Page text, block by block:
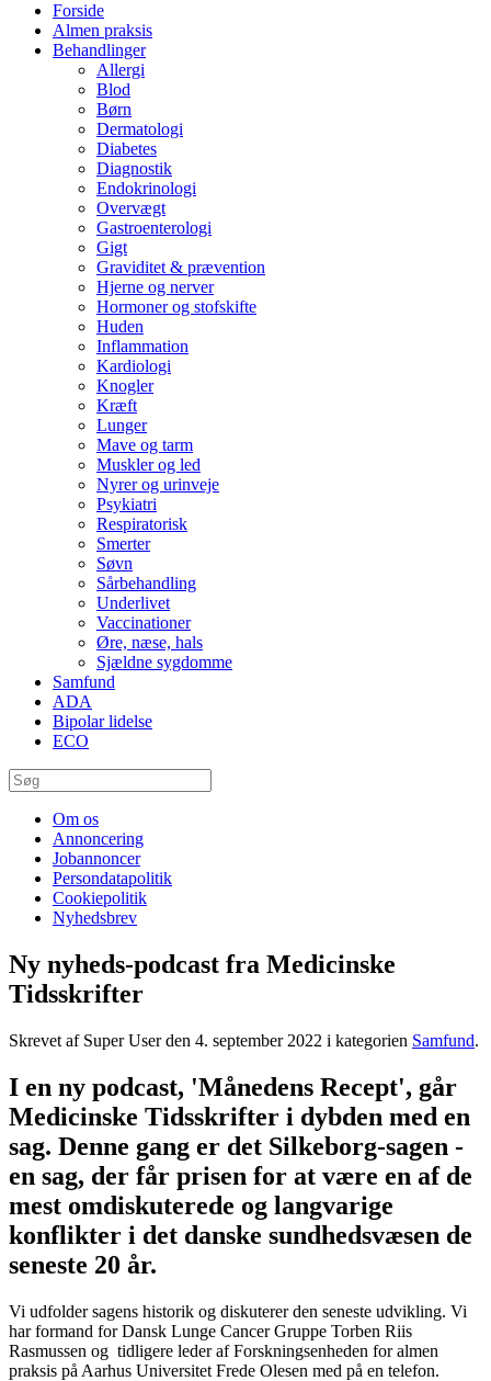
Forside
Almen praksis
Behandlinger
Allergi
Blod
Børn
Dermatologi
Diabetes
Diagnostik
Endokrinologi
Overvægt
Gastroenterologi
Gigt
Graviditet & prævention
Hjerne og nerver
Hormoner og stofskifte
Huden
Inflammation
Kardiologi
Knogler
Kræft
Lunger
Mave og tarm
Muskler og led
Nyrer og urinveje
Psykiatri
Respiratorisk
Smerter
Søvn
Sårbehandling
Underlivet
Vaccinationer
Øre, næse, hals
Sjældne sygdomme
Samfund
ADA
Bipolar lidelse
ECO
Om os
Annoncering
Jobannoncer
Persondatapolitik
Cookiepolitik
Nyhedsbrev
Ny nyheds-podcast fra Medicinske
Tidsskrifter
Skrevet af Super User den 4. september 2022 i kategorien Samfund.
I en ny podcast, 'Månedens Recept', går
Medicinske Tidsskrifter i dybden med en
sag. Denne gang er det Silkeborg-sagen -
en sag, der får prisen for at være en af de
mest omdiskuterede og langvarige
konflikter i det danske sundhedsvæsen de
seneste 20 år.
Vi udfolder sagens historik og diskuterer den seneste udvikling. Vi
har formand for Dansk Lunge Cancer Gruppe Torben Riis
Rasmussen og tidligere leder af Forskningsenheden for almen
praksis på Aarhus Universitet Frede Olesen med på en telefon.